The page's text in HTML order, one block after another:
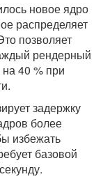
новое ядро
распределяет
позволяет
рендерный
на 40 % при
задержку
более
избежать
базовой